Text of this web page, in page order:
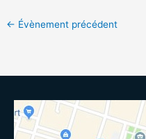
← Évènement précédent